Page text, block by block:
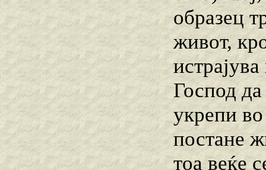
образец
живот,
Господ
укрепи
постане
тоа веќе